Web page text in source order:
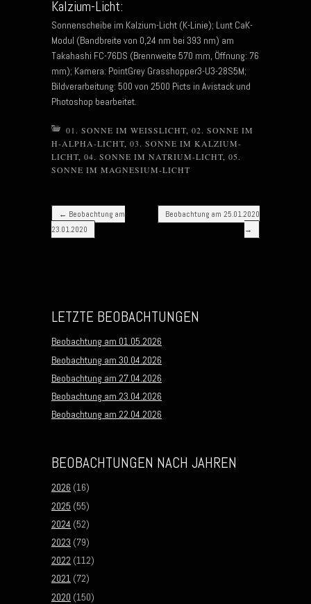
Kalzium-Licht:
Sonnenscheibe im Kalzium-Licht (K-Linie); Lunt CaK-
Modul (Bandbreite von 0,24 nm bei 393 nm) am
Takahashi FC-76DS (Brennweite 570 mm, Öffnung: 76
mm); Kamera: PointGrey Grasshopper3-U3-28S5M;
Bildverarbeitung: 500 von 2500 Picts in Avistack und
Photoshop bearbeitet.
01. SONNE IM WEISSLICHT 02. SONNE IM
H-ALPHA-LICHT 03. SONNE IM KALZIUM-
LICHT 04. SONNE IM NATRIUM-LICHT 05.
SONNE IM MAGNESIUM-LICHT
Post navigation
← Beobachtung am
23.01.2020
Beobachtung am 25.01.2020
→
LETZTE BEOBACHTUNGEN
Beobachtung am 01.05.2026
Beobachtung am 30.04.2026
Beobachtung am 27.04.2026
Beobachtung am 23.04.2026
Beobachtung am 22.04.2026
BEOBACHTUNGEN NACH JAHREN
2026 (16)
2025 (55)
2024 (52)
2023 (79)
2022 (112)
2021 (72)
2020 (150)